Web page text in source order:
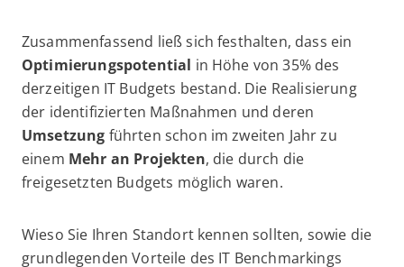
Zusammenfassend ließ sich festhalten, dass ein
Optimierungspotential in Höhe von 35% des
derzeitigen IT Budgets bestand. Die Realisierung
der identifizierten Maßnahmen und deren
Umsetzung führten schon im zweiten Jahr zu
einem Mehr an Projekten, die durch die
freigesetzten Budgets möglich waren.
Wieso Sie Ihren Standort kennen sollten, sowie die
grundlegenden Vorteile des IT Benchmarkings